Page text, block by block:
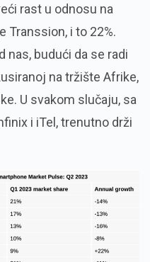
rast u odnosu na
Transsion, i to 22%.
nas, budući da se radi
na tržište Afrike,
U svakom slučaju, sa
i iTel, trenutno drži